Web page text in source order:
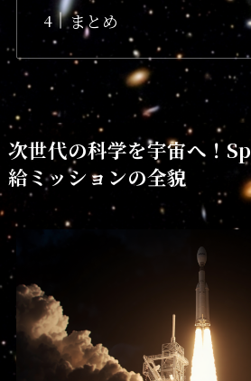
まとめ
次世代の科学を宇宙へ！
給ミッションの全貌